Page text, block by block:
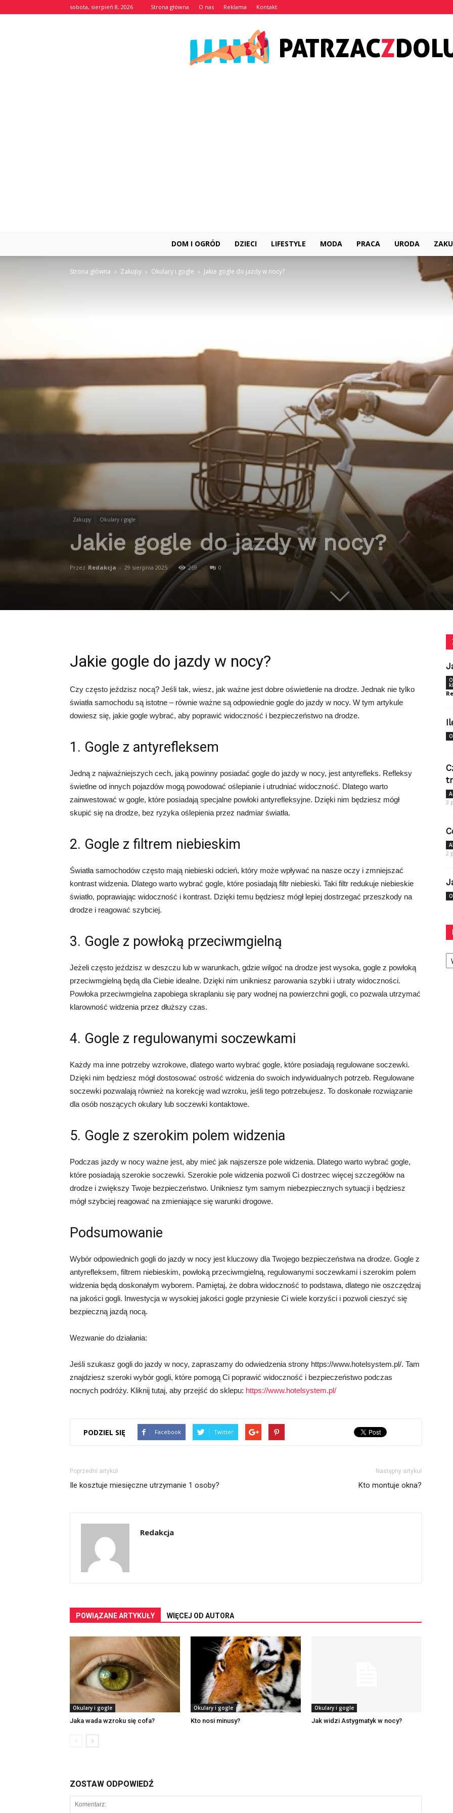
sobota, sierpień 8, 2026 Strona główna O nas Reklama Kontakt
DOM I OGRÓD DZIECI LIFESTYLE MODA PRACA URODA
Strona główna Zakupy Okulary i gogle Jakie gogle do jazdy w nocy?
Zakupy Okulary i gogle
Jakie gogle do jazdy w nocy?
Przez Redakcja - 29 sierpnia 2025 269 0
Jakie gogle do jazdy w nocy?
Czy często jeździsz nocą? Jeśli tak, wiesz, jak ważne jest dobre oświetlenie na drodze. Jednak nie tylko
światła samochodu są istotne – równie ważne są odpowiednie gogle do jazdy w nocy. W tym artykule
dowiesz się, jakie gogle wybrać, aby poprawić widoczność i bezpieczeństwo na drodze.
1. Gogle z antyrefleksem
Jedną z najważniejszych cech, jaką powinny posiadać gogle do jazdy w nocy, jest antyrefleks. Refleksy
świetlne od innych pojazdów mogą powodować oślepianie i utrudniać widoczność. Dlatego warto
zainwestować w gogle, które posiadają specjalne powłoki antyrefleksyjne. Dzięki nim będziesz mógł
skupić się na drodze, bez ryzyka oślepienia przez nadmiar światła.
2. Gogle z filtrem niebieskim
Światła samochodów często mają niebieski odcień, który może wpływać na nasze oczy i zmniejszać
kontrast widzenia. Dlatego warto wybrać gogle, które posiadają filtr niebieski. Taki filtr redukuje niebieskie
światło, poprawiając widoczność i kontrast. Dzięki temu będziesz mógł lepiej dostrzegać przeszkody na
drodze i reagować szybciej.
3. Gogle z powłoką przeciwmgielną
Jeżeli często jeździsz w deszczu lub w warunkach, gdzie wilgoć na drodze jest wysoka, gogle z powłoką
przeciwmgielną będą dla Ciebie idealne. Dzięki nim unikniesz parowania szybki i utraty widoczności.
Powłoka przeciwmgielna zapobiega skraplaniu się pary wodnej na powierzchni gogli, co pozwala utrzymać
klarowność widzenia przez dłuższy czas.
4. Gogle z regulowanymi soczewkami
Każdy ma inne potrzeby wzrokowe, dlatego warto wybrać gogle, które posiadają regulowane soczewki.
Dzięki nim będziesz mógł dostosować ostrość widzenia do swoich indywidualnych potrzeb. Regulowane
soczewki pozwalają również na korekcję wad wzroku, jeśli tego potrzebujesz. To doskonałe rozwiązanie
dla osób noszących okulary lub soczewki kontaktowe.
5. Gogle z szerokim polem widzenia
Podczas jazdy w nocy ważne jest, aby mieć jak najszersze pole widzenia. Dlatego warto wybrać gogle,
które posiadają szerokie soczewki. Szerokie pole widzenia pozwoli Ci dostrzec więcej szczegółów na
drodze i zwiększy Twoje bezpieczeństwo. Unikniesz tym samym niebezpiecznych sytuacji i będziesz
mógł szybciej reagować na zmieniające się warunki drogowe.
Podsumowanie
Wybór odpowiednich gogli do jazdy w nocy jest kluczowy dla Twojego bezpieczeństwa na drodze. Gogle z
antyrefleksem, filtrem niebieskim, powłoką przeciwmgielną, regulowanymi soczewkami i szerokim polem
widzenia będą doskonałym wyborem. Pamiętaj, że dobra widoczność to podstawa, dlatego nie oszczędzaj
na jakości gogli. Inwestycja w wysokiej jakości gogle przyniesie Ci wiele korzyści i pozwoli cieszyć się
bezpieczną jazdą nocą.
Wezwanie do działania:
Jeśli szukasz gogli do jazdy w nocy, zapraszamy do odwiedzenia strony https://www.hotelsystem.pl/. Tam
znajdziesz szeroki wybór gogli, które pomogą Ci poprawić widoczność i bezpieczeństwo podczas
nocnych podróży. Kliknij tutaj, aby przejść do sklepu: https://www.hotelsystem.pl/
PODZIEL SIĘ Facebook Twitter
Poprzedni artykuł
Ile kosztuje miesięczne utrzymanie 1 osoby?
Następny artykuł
Kto montuje okna?
Redakcja
POWIĄZANE ARTYKUŁY WIĘCEJ OD AUTORA
Okulary i gogle
Jaka wada wzroku się cofa?
Okulary i gogle
Kto nosi minusy?
Okulary i gogle
Jak widzi Astygmatyk w nocy?
ZOSTAW ODPOWIEDŹ
3
2